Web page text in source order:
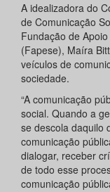
A idealizadora do
de Comunicação
Fundação de
(Fapese), Maíra
veículos de
sociedade.
“A comunicação
social. Quando a
se descola daquilo
comunicação
dialogar, receber
de todo esse
comunicação